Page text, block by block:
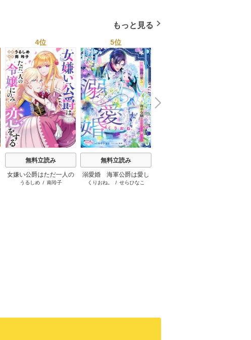
もっと見る
4位
無料立読み
女嫌い公爵はただ一人の
令嬢にのみ恋をする（分
うるしめ/ 南玲子
5位
無料立読み
溺愛婚 海軍公爵は愛し
の薄幸令嬢をなんとして
くりおね。 / せらひなこ
N
e
x
t